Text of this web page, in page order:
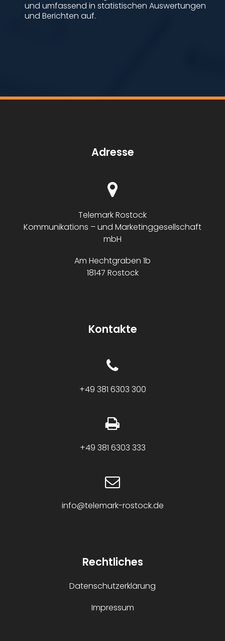
und umfassend in statistischen Auswertungen
und Berichten auf.
Adresse
Telemark Rostock
Kommunikations – und Marketinggesellschaft
mbH
Am Hechtgraben 1b
18147 Rostock
Kontakte
+49 381 6303 300
+49 381 6303 333
info@telemark-rostock.de
Rechtliches
Datenschutzerklärung
Impressum